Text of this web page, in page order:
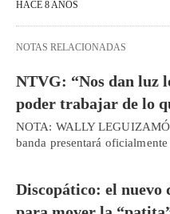
HACE 8 AÑOS
NOTAS RELACIONADAS
NTVG: “Nos dan luz
poder trabajar de lo
NOTA: WALLY
banda presentará
Discopático: el nuevo